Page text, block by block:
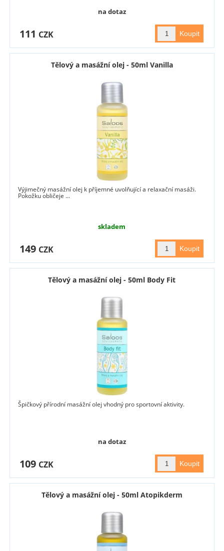
na dotaz
111 CZK
Tělový a masážní olej - 50ml Vanilla
Výjimečný masážní olej k příjemné uvolňující a relaxační masáži.
Pokožku obličeje ...
skladem
149 CZK
Tělový a masážní olej - 50ml Body Fit
Špičkový přírodní masážní olej vhodný pro sportovní aktivity.
na dotaz
109 CZK
Tělový a masážní olej - 50ml Atopikderm